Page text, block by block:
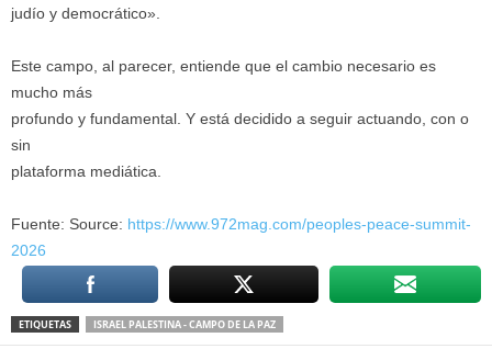
judío y democrático».
Este campo, al parecer, entiende que el cambio necesario es
mucho más
profundo y fundamental. Y está decidido a seguir actuando, con o
sin
plataforma mediática.
Fuente: Source: https://www.972mag.com/peoples-peace-summit-
2026
ETIQUETAS ISRAEL PALESTINA - CAMPO DE LA PAZ